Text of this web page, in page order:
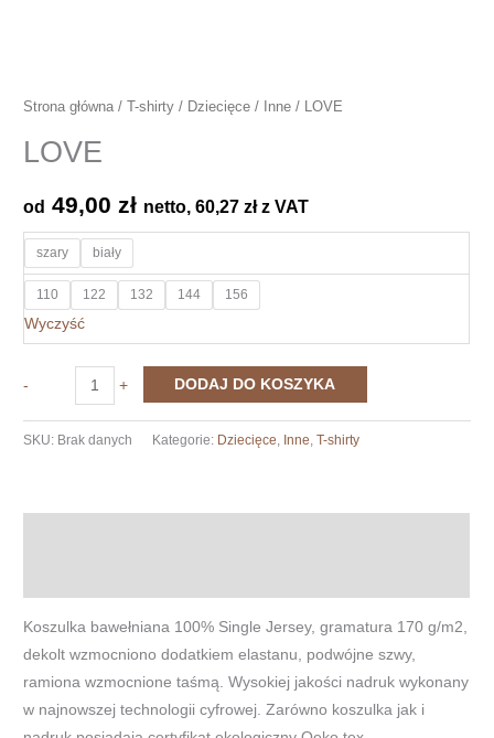
Strona główna / T-shirty / Dziecięce / Inne / LOVE
LOVE
od 49,00zł netto,60,27złz VAT
szary biały
110 122 132 144 156
Wyczyść
- + DODAJ DO KOSZYKA
SKU: Brak danych Kategorie: Dziecięce, Inne,T-shirty
Koszulka bawełniana 100% Single Jersey, gramatura 170 g/m2,
dekolt wzmocniono dodatkiem elastanu, podwójne szwy,
ramiona wzmocnione taśmą. Wysokiej jakości nadruk wykonany
w najnowszej technologii cyfrowej. Zarówno koszulka jak i